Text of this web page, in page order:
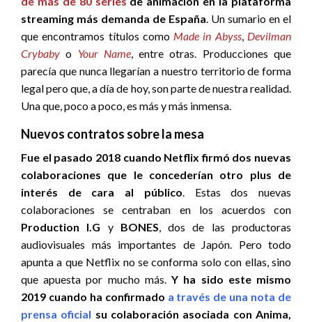
streaming más demanda de España. Un sumario en el
que encontramos títulos como Made in Abyss, Devilman
Crybaby o Your Name, entre otras. Producciones que
parecía que nunca llegarían a nuestro territorio de forma
legal pero que, a día de hoy, son parte de nuestra realidad.
Una que, poco a poco, es más y más inmensa.
Nuevos contratos sobre la mesa
Fue el pasado 2018 cuando Netflix firmó dos nuevas
colaboraciones que le concederían otro plus de
interés de cara al público. Estas dos nuevas
colaboraciones se centraban en los acuerdos con
Production I.G y BONES, dos de las productoras
audiovisuales más importantes de Japón. Pero todo
apunta a que Netflix no se conforma solo con ellas, sino
que apuesta por mucho más.Y ha sido este mismo
2019 cuando ha confirmado a través de una nota de
prensa oficial su colaboración asociada con Anima,